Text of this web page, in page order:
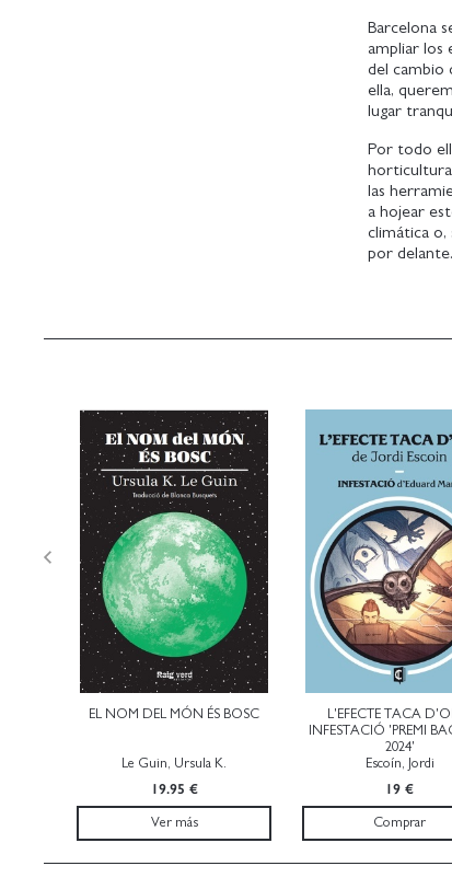
Barcelona
ampliar los
del cambio
ella,
lugar
Por todo
las
a hojear
climática o,
por delante.
EL NOM DEL MÓN ÉS BOSC
Le Guin, Ursula K.
19.95 €
Ver más
L'EFECTE TACA
INFESTACIÓ 'PREMI
2024'
Escoín, Jordi
19 €
Comprar